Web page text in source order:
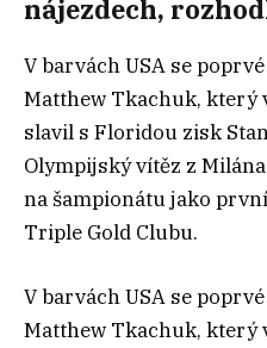
nájezdech,
V barvách USA se
Matthew Tkachuk, který
slavil s Floridou zisk
Olympijský vítěz z
na šampionátu jako
Triple Gold Clubu.
V barvách USA se
Matthew Tkachuk, který